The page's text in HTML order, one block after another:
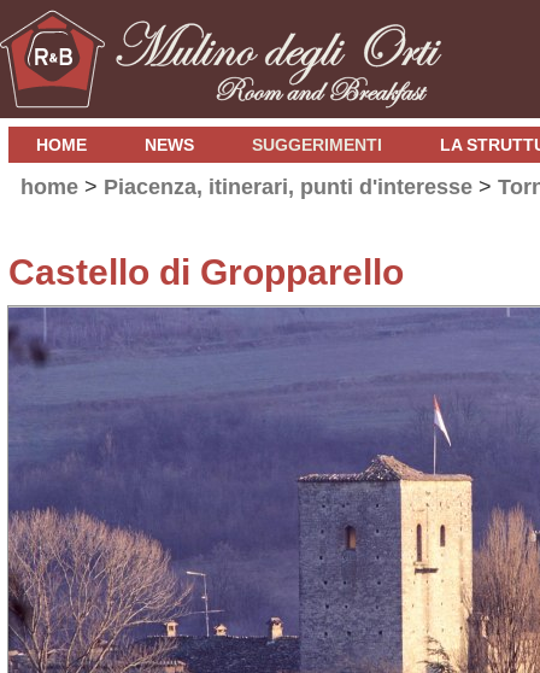
HOME NEWS SUGGERIMENTI LA
home> Piacenza, itinerari, punti d'interesse>
Castello di Gropparello